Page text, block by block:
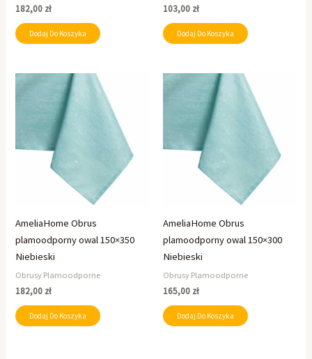
182,00 zł
Dodaj Do Koszyka
103,00 zł
Dodaj Do Koszyka
AmeliaHome Obrus
plamoodporny owal 150×350
Niebieski
Obrusy Plamoodporne
182,00 zł
Dodaj Do Koszyka
AmeliaHome Obrus
plamoodporny owal 150×300
Niebieski
Obrusy Plamoodporne
165,00 zł
Dodaj Do Koszyka